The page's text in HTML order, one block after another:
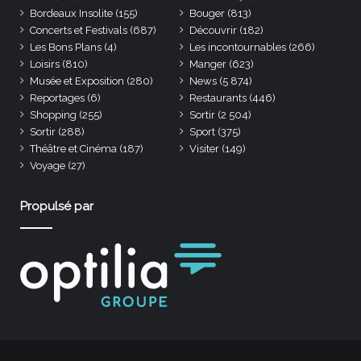
Bordeaux Insolite (155) Bouger (813)
Concerts et Festivals (687) Découvrir (182)
Les Bons Plans (4) Les incontournables (266)
Loisirs (810) Manger (623)
Musée et Exposition (280) News (5 874)
Reportages (6) Restaurants (446)
Shopping (255) Sortir (2 504)
Sortir (288) Sport (375)
Théâtre et Cinéma (187) Visiter (149)
Voyage (27)
Propulsé par